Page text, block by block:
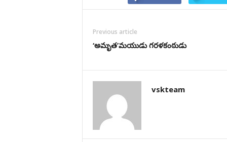
Previous article
‘అమృత’మయుడు గరళకంఠుడు
vskteam